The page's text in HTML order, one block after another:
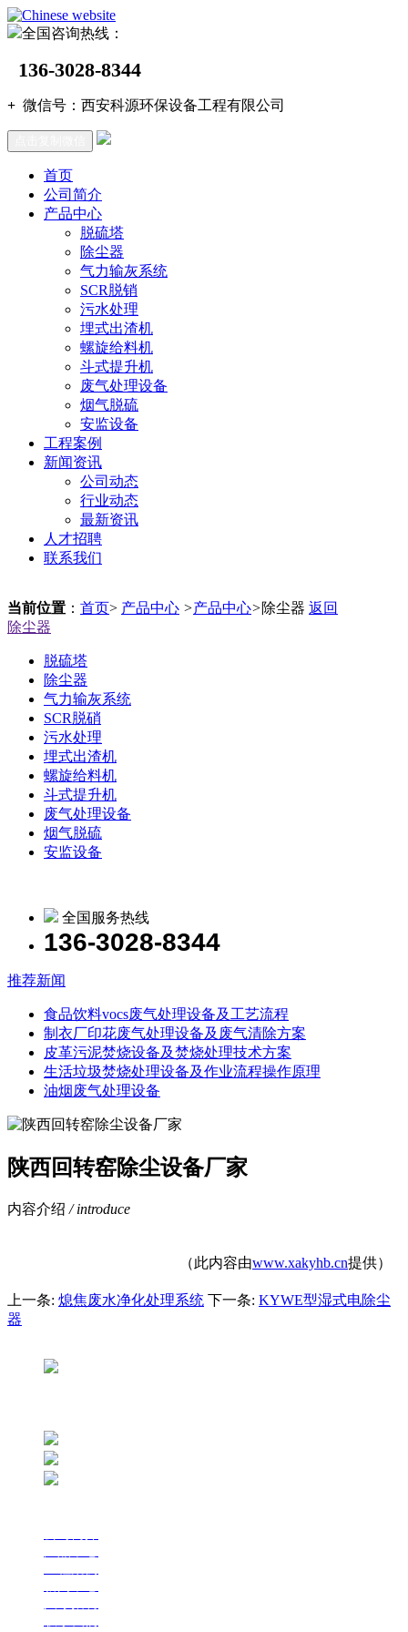
全国咨询热线：
136-3028-8344
+ 微信号： 西安科源环保设备工程有限公司
首页
公司简介
产品中心
脱硫塔
除尘器
气力输灰系统
SCR脱销
污水处理
埋式出渣机
螺旋给料机
斗式提升机
废气处理设备
烟气脱硫
安监设备
工程案例
新闻资讯
公司动态
行业动态
最新资讯
人才招聘
联系我们
当前位置 ： 首页> 产品中心 >产品中心>除尘器 返回
除尘器
脱硫塔
除尘器
气力输灰系统
SCR脱硝
污水处理
埋式出渣机
螺旋给料机
斗式提升机
废气处理设备
烟气脱硫
安监设备
全国服务热线
136-3028-8344
推荐新闻
食品饮料vocs废气处理设备及工艺流程
制衣厂印花废气处理设备及废气清除方案
皮革污泥焚烧设备及焚烧处理技术方案
生活垃圾焚烧处理设备及作业流程操作原理
油烟废气处理设备
陕西回转窑除尘设备厂家
内容介绍 / introduce
（此内容由www.xakyhb.cn提供）
上一条: 熄焦废水净化处理系统 下一条: KYWE型湿式电除尘
器